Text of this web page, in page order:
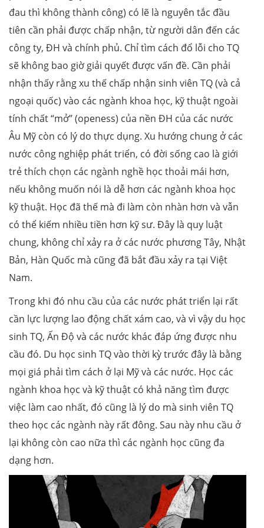
đau thì không thành công) có lẽ là nguyên tắc đầu
tiên cần phải được chấp nhận, từ người dân đến các
công ty, ĐH và chính phủ. Chỉ tìm cách đổ lỗi cho TQ
sẽ không bao giờ giải quyết được vấn đề. Cần phải
nhận thấy rằng xu thế chấp nhận sinh viên TQ (và cả
ngoại quốc) vào các ngành khoa học, kỹ thuật ngoài
tính chất “mở” (openess) của nền ĐH của các nước
Âu Mỹ còn có lý do thực dụng. Xu hướng chung ở các
nước công nghiệp phát triển, có đời sống cao là giới
trẻ thích chọn các ngành nghề học thoải mái hơn,
nếu không muốn nói là dễ hơn các ngành khoa học
kỹ thuật. Học đã thế mà đi làm còn nhàn hơn và vẫn
có thể kiếm nhiều tiền hơn kỹ sư. Đây là quy luật
chung, không chỉ xảy ra ở các nước phương Tây, Nhật
Bản, Hàn Quốc mà cũng đã bắt đầu xảy ra tại Việt
Nam.
Trong khi đó nhu cầu của các nước phát triển lại rất
cần lực lượng lao động chất xám cao, và vì vậy du học
sinh TQ, Ấn Độ và các nước khác đáp ứng được nhu
cầu đó. Du học sinh TQ vào thời kỳ trước đây là bằng
mọi giá phải tìm cách ở lại Mỹ và các nước. Học các
ngành khoa học và kỹ thuật có khả năng tìm được
việc làm cao nhất, đó cũng là lý do mà sinh viên TQ
theo học các ngành này rất đông. Sau này nhu cầu ở
lại không còn cao nữa thì các ngành học cũng đa
dạng hơn.